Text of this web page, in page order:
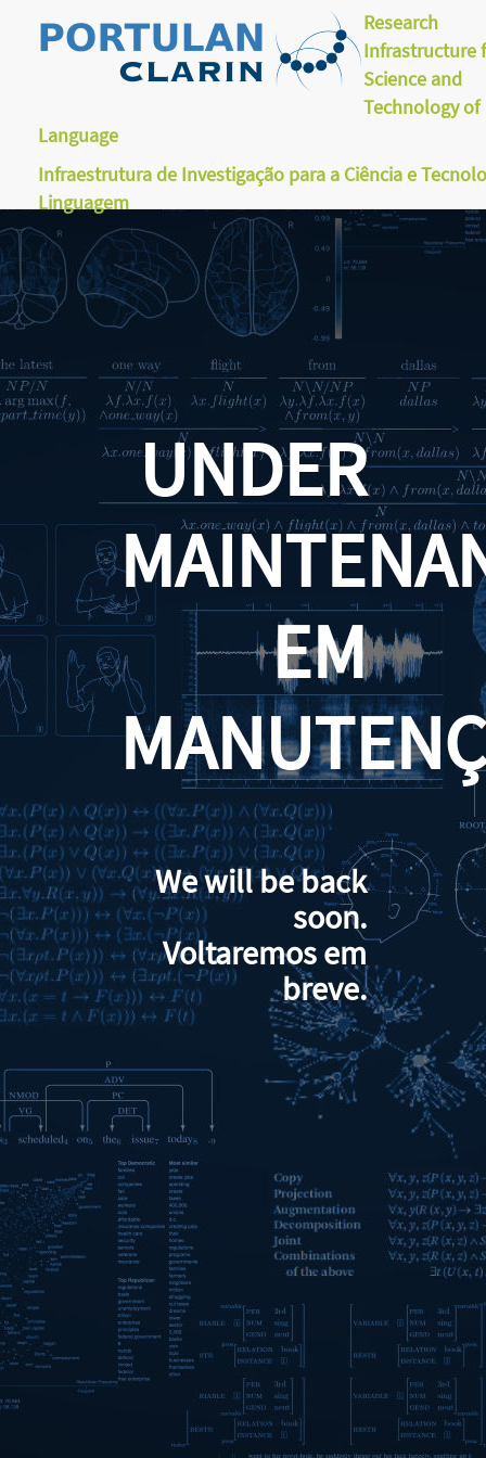
Research
Infrastructure
Science and
Technology of
Language
Infraestrutura de Investigação para a Ciência e
Linguagem
UNDER
EM
We will be back
soon.
Voltaremos em
breve.